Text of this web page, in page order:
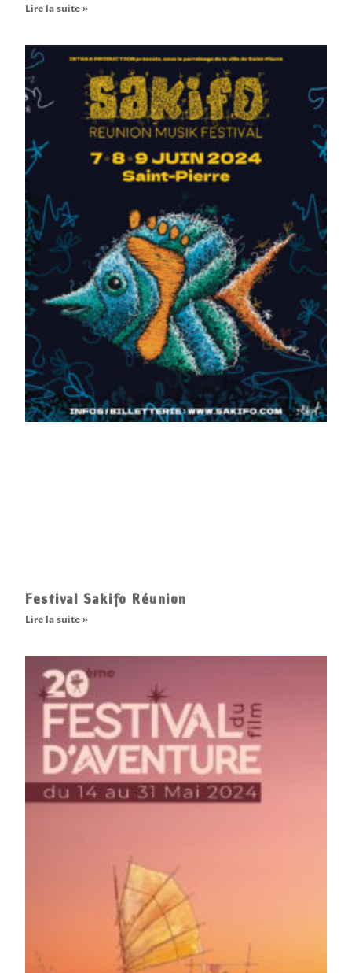
Lire la suite »
Festival Sakifo Réunion
Lire la suite »